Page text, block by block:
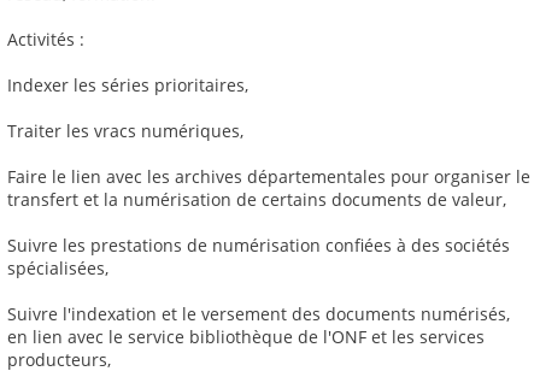
Activités :
Indexer les séries prioritaires,
Traiter les vracs numériques,
Faire le lien avec les archives départementales pour organiser le
transfert et la numérisation de certains documents de valeur,
Suivre les prestations de numérisation confiées à des sociétés
spécialisées,
Suivre l'indexation et le versement des documents numérisés,
en lien avec le service bibliothèque de l'ONF et les services
producteurs,